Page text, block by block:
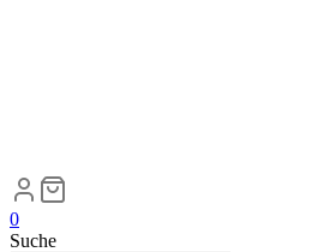
0
Suche